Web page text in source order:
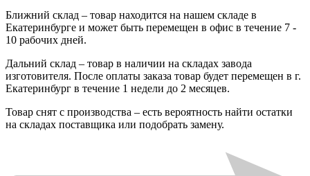
Ближний склад – товар находится на нашем складе в
Екатеринбурге и может быть перемещен в офис в течение 7 -
10 рабочих дней.
Дальний склад – товар в наличии на складах завода
изготовителя. После оплаты заказа товар будет перемещен в г.
Екатеринбург в течение 1 недели до 2 месяцев.
Товар снят с производства – есть вероятность найти остатки
на складах поставщика или подобрать замену.